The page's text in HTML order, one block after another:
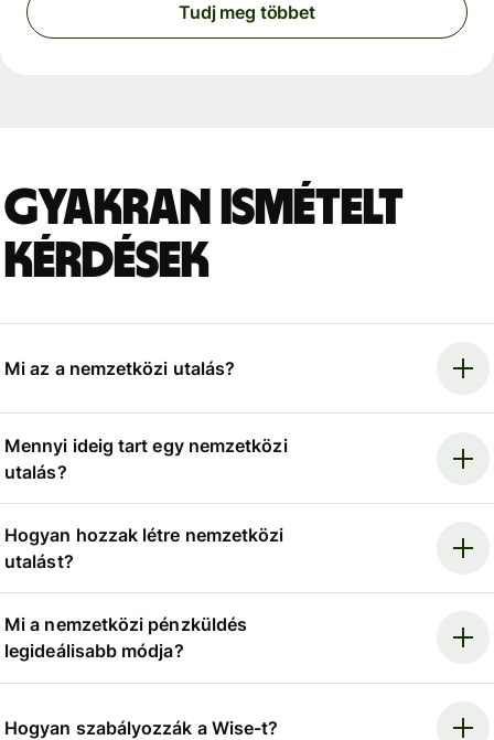
Tudj meg többet
Gyakran ismételt
kérdések
Mi az a nemzetközi utalás?
Mennyi ideig tart egy nemzetközi
utalás?
Hogyan hozzak létre nemzetközi
utalást?
Mi a nemzetközi pénzküldés
legideálisabb módja?
Hogyan szabályozzák a Wise-t?